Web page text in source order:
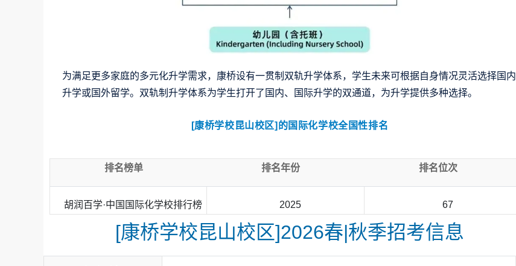
为满足更多家庭的多元化升学需求，康桥设有一贯制双轨升学体系，学生未来可根据自身情况灵活选择国内
升学或国外留学。双轨制升学体系为学生打开了国内、国际升学的双通道，为升学提供多种选择。
[康桥学校昆山校区]的国际化学校全国性排名
排名榜单 排名年份 排名位次
胡润百学·中国国际化学校排行榜 2025 67
[康桥学校昆山校区]2026春|秋季招考信息